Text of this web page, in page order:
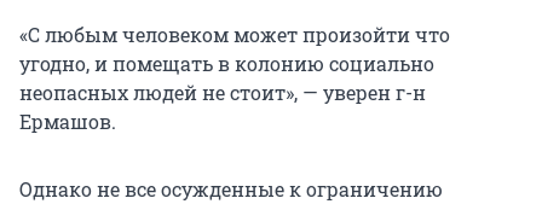
«С любым человеком может произойти что
угодно, и помещать в колонию социально
неопасных людей не стоит», — уверен г-н
Ермашов.
Однако не все осужденные к ограничению